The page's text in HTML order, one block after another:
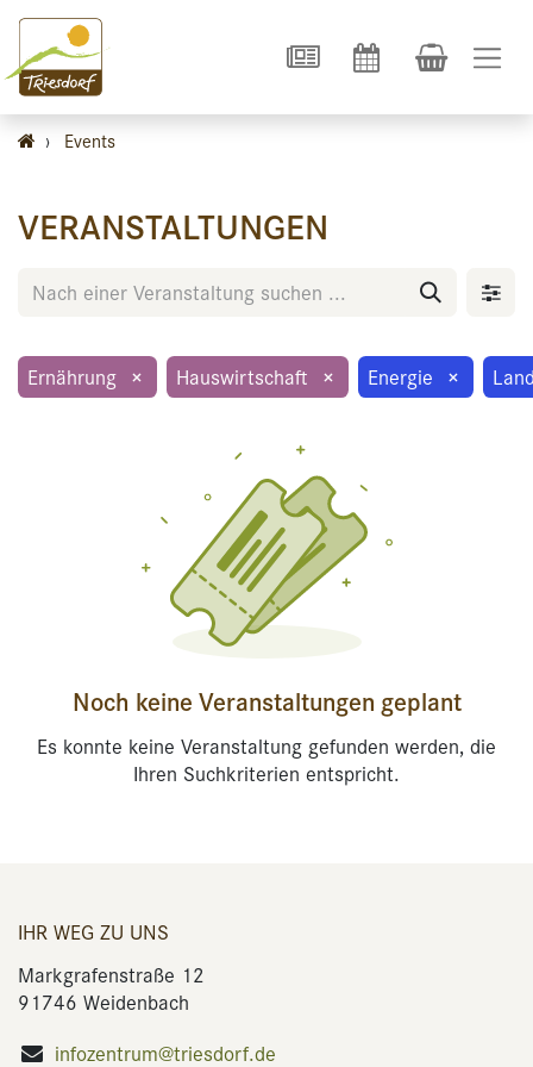
› Events
VERANSTALTUNGEN
Ernährung × Hauswirtschaft × Energie ×
Noch keine Veranstaltungen geplant
Es konnte keine Veranstaltung gefunden werden, die
Ihren Suchkriterien entspricht.
IHR WEG ZU UNS
Markgrafenstraße 12
91746 Weidenbach
infozentrum@triesdorf.de